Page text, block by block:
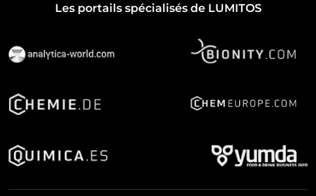
Les portails spécialisés de LUMITOS